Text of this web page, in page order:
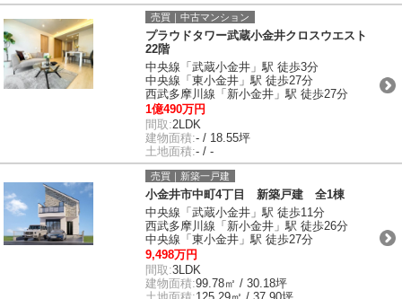
売買｜中古マンション
プラウドタワー武蔵小金井クロスウエスト
22階
中央線「武蔵小金井」駅 徒歩3分
中央線「東小金井」駅 徒歩27分
西武多摩川線「新小金井」駅 徒歩27分
1億490万円
間取:2LDK
建物面積:- / 18.55坪
土地面積:- / -
売買｜新築一戸建
小金井市中町4丁目 新築戸建 全1棟
中央線「武蔵小金井」駅 徒歩11分
西武多摩川線「新小金井」駅 徒歩26分
中央線「東小金井」駅 徒歩27分
9,498万円
間取:3LDK
建物面積:99.78㎡ / 30.18坪